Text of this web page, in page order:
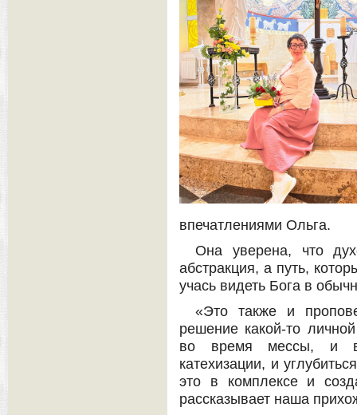
впечатлениями Ольга.
Она уверена, что
абстракция, а путь,
учась видеть Бога в
«Это также и
решение какой-то
во время мессы, и
катехизации, и
это в комплексе и
рассказывает наша